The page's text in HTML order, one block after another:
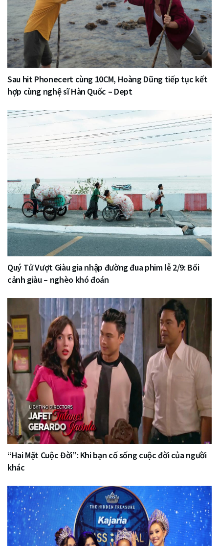
Sau hit Phonecert cùng 10CM, Hoàng Dũng tiếp tục kết
hợp cùng nghệ sĩ Hàn Quốc – Dept
Quý Tử Vượt Giàu gia nhập đường đua phim lễ 2/9: Bối
cảnh giàu – nghèo khó đoán
“Hai Mặt Cuộc Đời”: Khi bạn cố sống cuộc đời của người
khác